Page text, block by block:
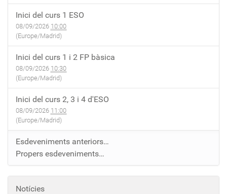
Inici del curs 1 ESO
08/09/2026 10:00
(Europe/Madrid)
Inici del curs 1 i 2 FP bàsica
08/09/2026 10:30
(Europe/Madrid)
Inici del curs 2, 3 i 4 d'ESO
08/09/2026 11:00
(Europe/Madrid)
Esdeveniments anteriors…
Propers esdeveniments…
Notícies